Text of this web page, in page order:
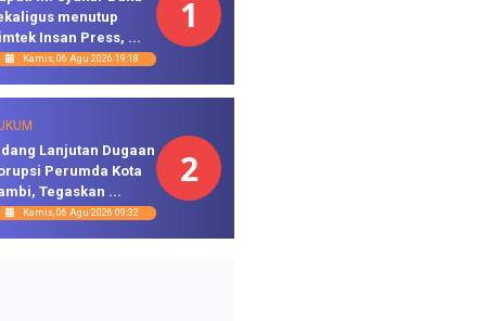
menutup
Insan Press, ...
Kamis, 06 Agu 2026 19:18
1
Lanjutan Dugaan
Perumda Kota
Tegaskan ...
Kamis, 06 Agu 2026 09:32
2